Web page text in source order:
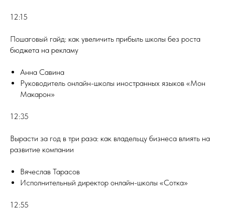
12:15
Пошаговый гайд: как увеличить прибыль школы без роста
бюджета на рекламу
Анна Савина
Руководитель онлайн-школы иностранных языков «Мон
Макарон»
12:35
Вырасти за год в три раза: как владельцу бизнеса влиять на
развитие компании
Вячеслав Тарасов
Исполнительный директор онлайн-школы «Сотка»
12:55